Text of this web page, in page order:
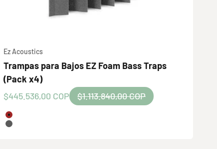
Ez Acoustics
Trampas para Bajos EZ Foam Bass Traps
(Pack x4)
Precio de oferta
$445.536,00 COP Precio normal
$1.113.840,00 COP
Color
Granate
Gris